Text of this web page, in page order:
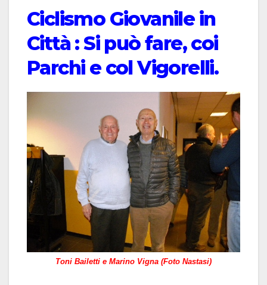
Ciclismo Giovanile in
Città : Si può fare, coi
Parchi e col Vigorelli.
Toni Bailetti e Marino Vigna (Foto Nastasi)